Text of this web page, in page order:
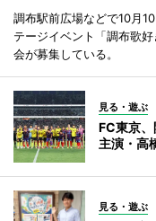
調布駅前広場などで10月
テージイベント「調布歌
会が募集している。
見る・遊ぶ
FC東京
主演・高
見る・遊ぶ